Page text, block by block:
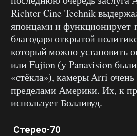
Richter Cine Technik
японцами и функционирует
благодаря открытой
который можно установить
или Fujion (у Panavision
«стёкла»), камеры Arri
пределами Америки. Их, к
использует Болливуд.
Стерео-70